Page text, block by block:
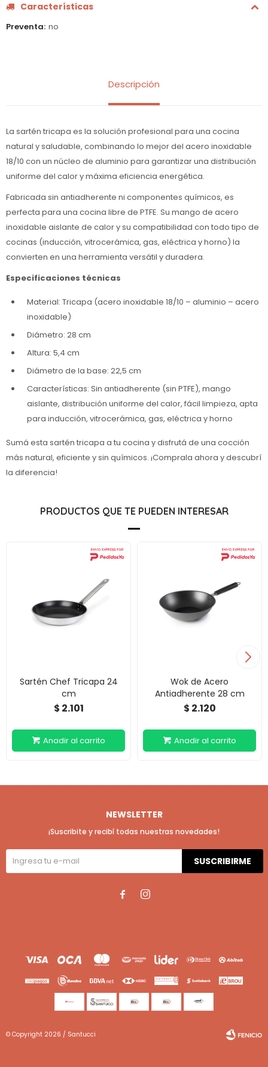
Características
Preventa no
Descripción
La sartén tricapa es la solución profesional para una cocina
natural y saludable, combinando lo mejor del acero inoxidable
18/10 con un núcleo de aluminio para garantizar una distribución
uniforme del calor y máxima eficiencia energética.
Fabricada sin antiadherente ni componentes químicos, es
perfecta para una cocina libre de PTFE. Su mango de acero
inoxidable aislante de calor y su compatibilidad con todo tipo de
cocinas (inducción, vitrocerámica, gas, eléctrica y horno) la
convierten en una herramienta versátil y duradera.
Especificaciones técnicas
Material: Tricapa (acero inoxidable 18/10 – aluminio – acero
inoxidable)
Diámetro: 28 cm
Altura: 5,4 cm
Diámetro de la base: 22,5 cm
Características: Sin antiadherente (sin PTFE), mango
aislante, distribución uniforme del calor, fácil limpieza, apta
para inducción, vitrocerámica, gas, eléctrica y horno
Sumá esta sartén tricapa a tu cocina y disfrutá de una cocción
más natural, eficiente y sin químicos. ¡Comprala ahora y descubrí
la diferencia!
PRODUCTOS QUE TE PUEDEN INTERESAR
Sartén Chef Tricapa 24
cm
$ 2.101
Wok de Acero
Antiadherente 28 cm
$ 2.120
NEWSLETTER
¡Suscribite y recibí todas nuestras novedades!
SUSCRIBIRME
 
© Copyright 2026 / Santucci